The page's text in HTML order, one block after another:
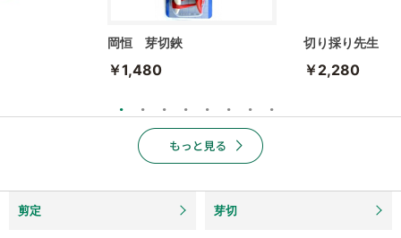
岡恒 芽切鋏
￥1,480
切り採り先生
￥2,280
剪定 芽切